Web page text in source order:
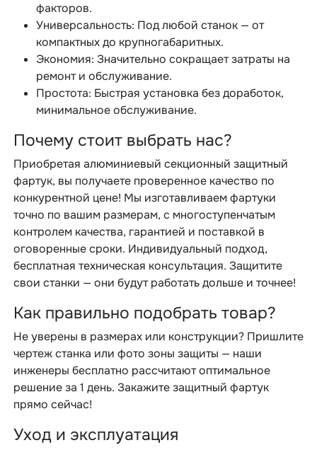
факторов.
Универсальность: Под любой станок — от
компактных до крупногабаритных.
Экономия: Значительно сокращает затраты на
ремонт и обслуживание.
Простота: Быстрая установка без доработок,
минимальное обслуживание.
Почему стоит выбрать нас?
Приобретая алюминиевый секционный защитный
фартук, вы получаете проверенное качество по
конкурентной цене! Мы изготавливаем фартуки
точно по вашим размерам, с многоступенчатым
контролем качества, гарантией и поставкой в
оговоренные сроки. Индивидуальный подход,
бесплатная техническая консультация. Защитите
свои станки — они будут работать дольше и точнее!
Как правильно подобрать товар?
Не уверены в размерах или конструкции? Пришлите
чертеж станка или фото зоны защиты — наши
инженеры бесплатно рассчитают оптимальное
решение за 1 день. Закажите защитный фартук
прямо сейчас!
Уход и эксплуатация